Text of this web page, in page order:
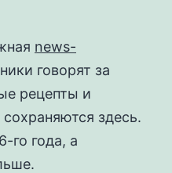
news-
говорят за
рецепты и
здесь.
го года, а